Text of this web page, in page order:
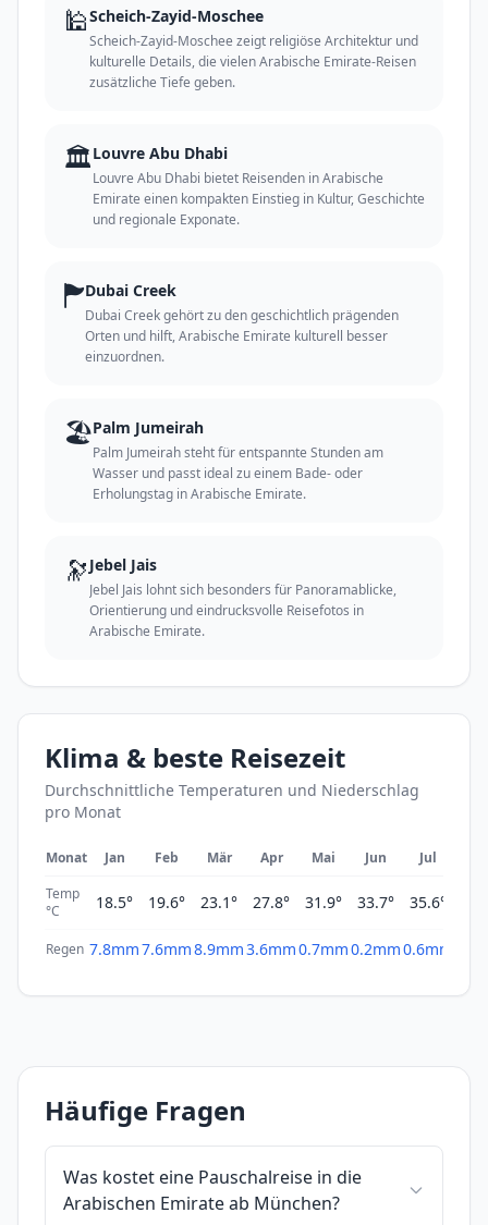
🕌Scheich-Zayid-Moschee
Scheich-Zayid-Moschee zeigt religiöse Architektur und
kulturelle Details, die vielen Arabische Emirate-Reisen
zusätzliche Tiefe geben.
🏛️Louvre Abu Dhabi
Louvre Abu Dhabi bietet Reisenden in Arabische
Emirate einen kompakten Einstieg in Kultur, Geschichte
und regionale Exponate.
🏲Dubai Creek
Dubai Creek gehört zu den geschichtlich prägenden
Orten und hilft, Arabische Emirate kulturell besser
einzuordnen.
🏖️Palm Jumeirah
Palm Jumeirah steht für entspannte Stunden am
Wasser und passt ideal zu einem Bade- oder
Erholungstag in Arabische Emirate.
🔭Jebel Jais
Jebel Jais lohnt sich besonders für Panoramablicke,
Orientierung und eindrucksvolle Reisefotos in
Arabische Emirate.
Klima & beste Reisezeit
Durchschnittliche Temperaturen und Niederschlag
pro Monat
Monat Jan Feb Mär Apr Mai Jun Jul
Temp
°C
18.5° 19.6° 23.1° 27.8° 31.9° 33.7° 35.6°
Regen 7.8mm7.6mm8.9mm3.6mm0.7mm0.2mm0.6mm
Häufige Fragen
Was kostet eine Pauschalreise in die
Arabischen Emirate ab München?